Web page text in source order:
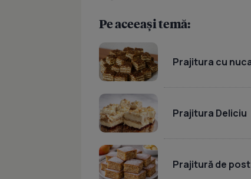
Pe aceeași temă:
Prajitura cu
Prajitura Deliciu
Prajitură de